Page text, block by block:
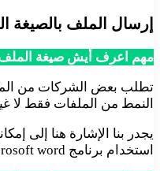
إرسال الملف بالصيغة
مهم اعرف أيش صيغة
النمط من الملفات فقط لا
يجدر بنا الإشارة هنا إلى
استخدام برنامج Microsoft word أو غيرها من برامج تعديل الملفات وإرساله بالصيغة الصحيحة.